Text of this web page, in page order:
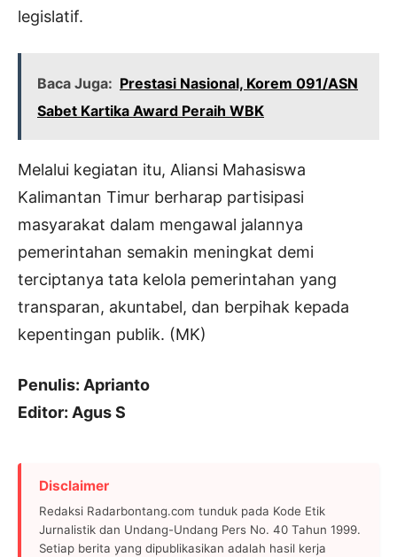
legislatif.
Baca Juga: Prestasi Nasional, Korem 091/ASN
Sabet Kartika Award Peraih WBK
Melalui kegiatan itu, Aliansi Mahasiswa
Kalimantan Timur berharap partisipasi
masyarakat dalam mengawal jalannya
pemerintahan semakin meningkat demi
terciptanya tata kelola pemerintahan yang
transparan, akuntabel, dan berpihak kepada
kepentingan publik. (MK)
Penulis: Aprianto
Editor: Agus S
Disclaimer
Redaksi Radarbontang.com tunduk pada Kode Etik
Jurnalistik dan Undang-Undang Pers No. 40 Tahun 1999.
Setiap berita yang dipublikasikan adalah hasil kerja